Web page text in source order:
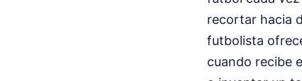
recortar hacia
futbolista
cuando recibe